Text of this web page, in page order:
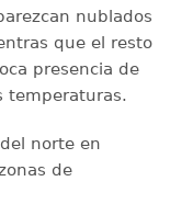
nublados
que el resto
presencia de
temperaturas.
norte en
de